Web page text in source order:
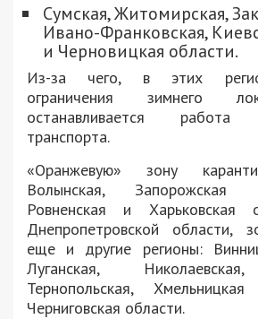
Сумская, Житомирская,
Ивано-Франковская,
и Черновицкая области.
Из-за чего, в этих
ограничения зимнего
останавливается работа
транспорта.
«Оранжевую» зону
Волынская, Запорожская
Ровненская и Харьковская
Днепропетровской области,
еще и другие регионы:
Луганская,
Тернопольская,
Черниговская области.